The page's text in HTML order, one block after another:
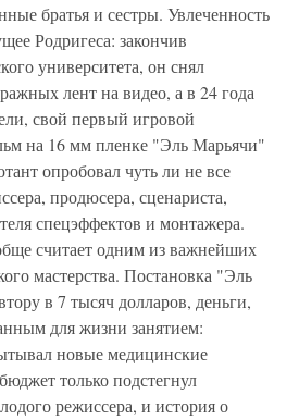
братья и сестры. Увлеченность
Родригеса: закончив
университета, он снял
лент на видео, а в 24 года
свой первый игровой
на 16 мм пленке "Эль Марьячи"
опробовал чуть ли не все
продюсера, сценариста,
спецэффектов и монтажера.
считает одним из важнейших
мастерства. Постановка "Эль
в 7 тысяч долларов, деньги,
для жизни занятием:
новые медицинские
только подстегнул
режиссера, и история о